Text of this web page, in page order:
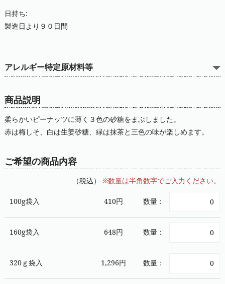
日持ち:
製造日より９０日間
アレルギー特定原材料等
商品説明
柔らかいピーナッツに薄く３色の砂糖をまぶしました。
赤は梅しそ、白は生姜砂糖、緑は抹茶と三色の味が楽しめます。
ご希望の商品内容
（税込） ※数量は半角数字でご入力ください。
100g袋入 410円 数量：
160g袋入 648円 数量：
320ｇ袋入 1,296円 数量：